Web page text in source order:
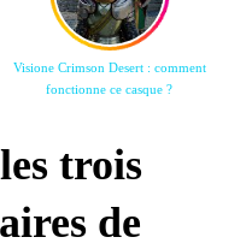
Visione Crimson Desert : comment
fonctionne ce casque ?
trois
de